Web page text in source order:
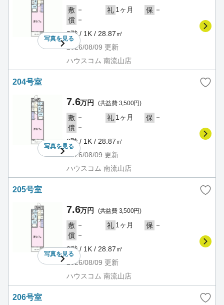
写真を見る
敷 － 礼 1ヶ月 保 －
償 －
2階 / 1K / 28.87㎡
2026/08/09 更新
ハウスコム 南流山店
204号室
写真を見る
7.6万円 (共益費 3,500円)
敷 － 礼 1ヶ月 保 －
償 －
2階 / 1K / 28.87㎡
2026/08/09 更新
ハウスコム 南流山店
205号室
写真を見る
7.6万円 (共益費 3,500円)
敷 － 礼 1ヶ月 保 －
償 －
2階 / 1K / 28.87㎡
2026/08/09 更新
ハウスコム 南流山店
206号室